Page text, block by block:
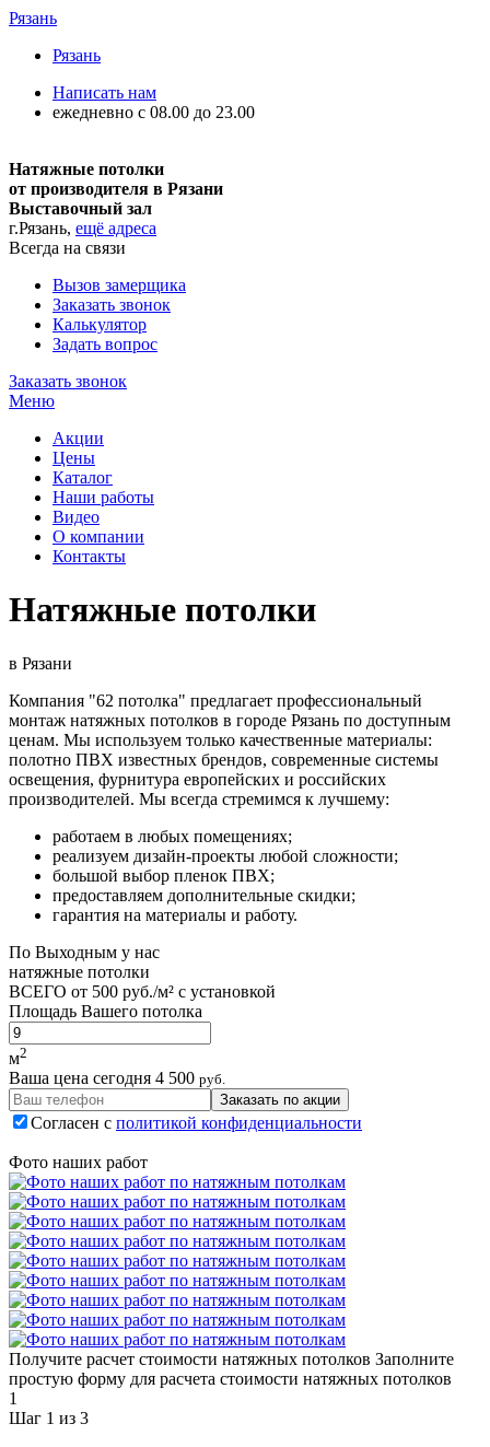
Рязань
Рязань
Написать нам
ежедневно с 08.00 до 23.00
Натяжные потолки
от производителя в Рязани
Выставочный зал
г.Рязань, ещё адреса
Всегда на связи
Вызов замерщика
Заказать звонок
Калькулятор
Задать вопрос
Заказать звонок
Меню
Акции
Цены
Каталог
Наши работы
Видео
О компании
Контакты
Натяжные потолки
в Рязани
Компания "62 потолка" предлагает профессиональный
монтаж натяжных потолков в городе Рязань по доступным
ценам. Мы используем только качественные материалы:
полотно ПВХ известных брендов, современные системы
освещения, фурнитура европейских и российских
производителей. Мы всегда стремимся к лучшему:
работаем в любых помещениях;
реализуем дизайн-проекты любой сложности;
большой выбор пленок ПВХ;
предоставляем дополнительные скидки;
гарантия на материалы и работу.
По Выходным у нас
натяжные потолки
ВСЕГО от 500 руб./м² с установкой
Площадь Вашего потолка
м2
Ваша цена сегодня 4 500 руб.
Заказать по акции
Согласен с политикой конфиденциальности
Фото наших работ
Получите расчет стоимости натяжных потолков Заполните
простую форму для расчета стоимости натяжных потолков
1
Шаг 1 из 3